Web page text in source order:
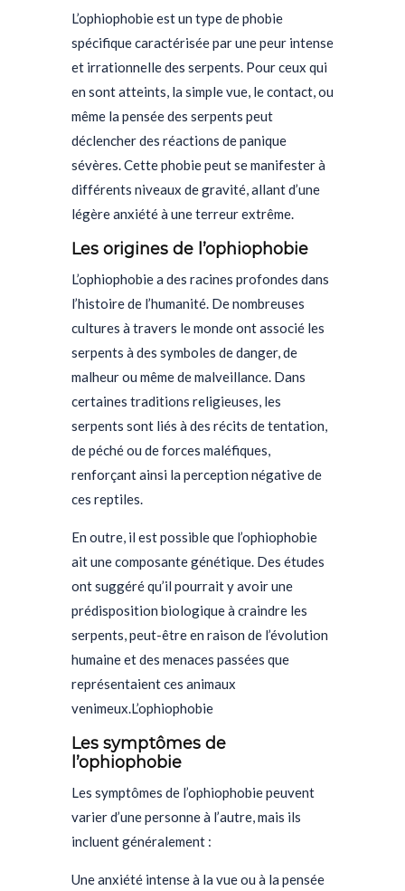
L’ophiophobie est un type de phobie
spécifique caractérisée par une peur intense
et irrationnelle des serpents. Pour ceux qui
en sont atteints, la simple vue, le contact, ou
même la pensée des serpents peut
déclencher des réactions de panique
sévères. Cette phobie peut se manifester à
différents niveaux de gravité, allant d’une
légère anxiété à une terreur extrême.
Les origines de l’ophiophobie
L’ophiophobie a des racines profondes dans
l’histoire de l’humanité. De nombreuses
cultures à travers le monde ont associé les
serpents à des symboles de danger, de
malheur ou même de malveillance. Dans
certaines traditions religieuses, les
serpents sont liés à des récits de tentation,
de péché ou de forces maléfiques,
renforçant ainsi la perception négative de
ces reptiles.
En outre, il est possible que l’ophiophobie
ait une composante génétique. Des études
ont suggéré qu’il pourrait y avoir une
prédisposition biologique à craindre les
serpents, peut-être en raison de l’évolution
humaine et des menaces passées que
représentaient ces animaux
venimeux.L’ophiophobie
Les symptômes de
l’ophiophobie
Les symptômes de l’ophiophobie peuvent
varier d’une personne à l’autre, mais ils
incluent généralement :
Une anxiété intense à la vue ou à la pensée